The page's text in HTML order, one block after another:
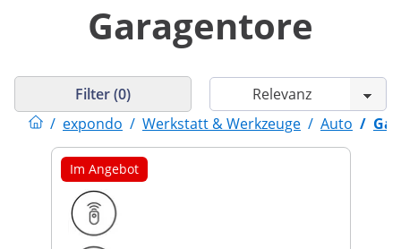
Garagentore
/ expondo / Werkstatt & Werkzeuge / Auto /
Filter (0)
Im Angebot